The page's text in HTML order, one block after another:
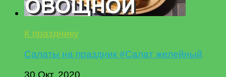
К празднику
Салаты на праздник #Салат желейный
30 Окт, 2020